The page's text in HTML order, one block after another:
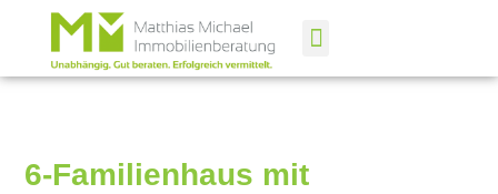
6-Familienhaus mit